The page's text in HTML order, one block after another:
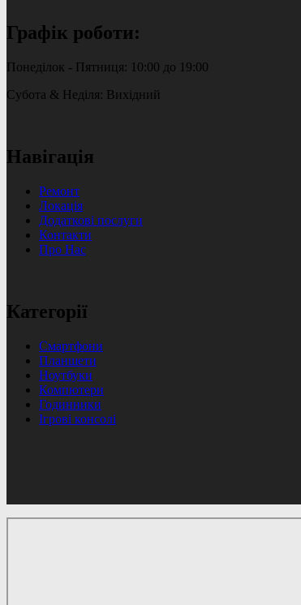
Графік роботи:
Понеділок - Пятниця: 10:00 до 19:00
Субота & Неділя: Вихідний
Навігація
Ремонт
Локація
Додаткові послуги
Контакти
Про Нас
Категорії
Смартфони
Планшети
Ноутбуки
Компютери
Годинники
Ігрові консолі